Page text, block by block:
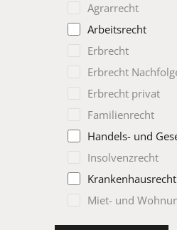
Agrarrecht
Arbeitsrecht
Erbrecht
Erbrecht
Erbrecht privat
Familienrecht
Handels- und
Insolvenzrecht
Krankenhausrecht
Miet- und